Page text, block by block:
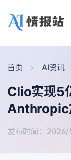
首页 AI资讯
Clio实现5
Anthropic
发布时间：